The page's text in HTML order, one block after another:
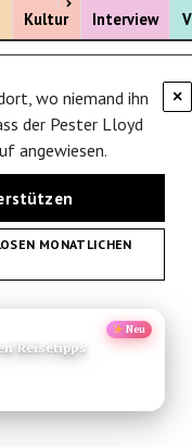
Kultur
Menü öffnen
Interview
×
wo niemand ihn
der Pester Lloyd
angewiesen.
MONATLICHEN
Neu
Reisetipps